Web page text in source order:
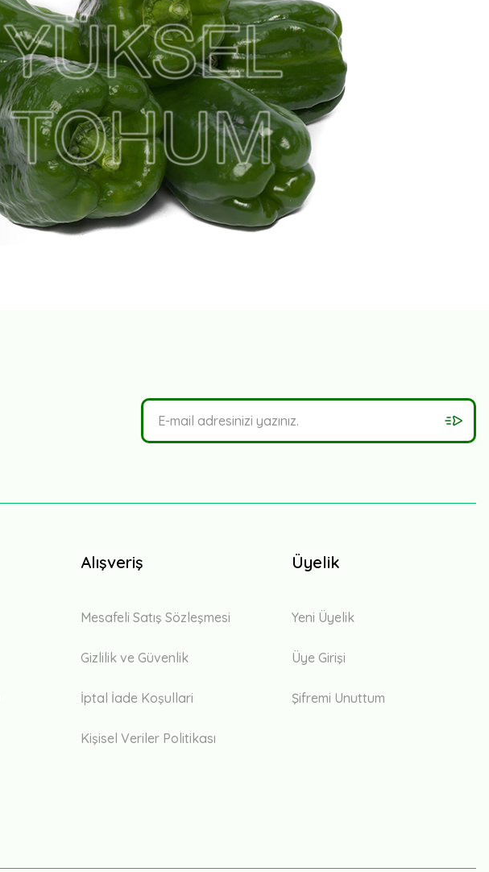
Alışveriş
Mesafeli Satış Sözleşmesi
Gizlilik ve Güvenlik
İptal İade Koşullari
Kişisel Veriler Politikası
Üyelik
Yeni Üyelik
Üye Girişi
Şifremi Unuttum